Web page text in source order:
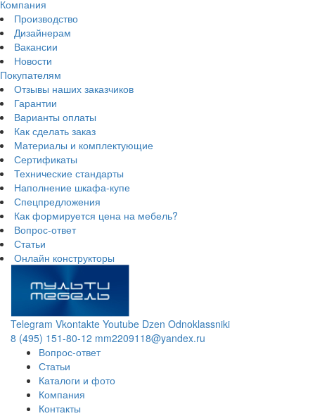
Компания
Производство
Дизайнерам
Вакансии
Новости
Покупателям
Отзывы наших заказчиков
Гарантии
Варианты оплаты
Как сделать заказ
Материалы и комплектующие
Сертификаты
Технические стандарты
Наполнение шкафа-купе
Спецпредложения
Как формируется цена на мебель?
Вопрос-ответ
Статьи
Онлайн конструкторы
Telegram Vkontakte Youtube Dzen Odnoklassniki
8 (495) 151-80-12 mm2209118@yandex.ru
Вопрос-ответ
Статьи
Каталоги и фото
Компания
Контакты